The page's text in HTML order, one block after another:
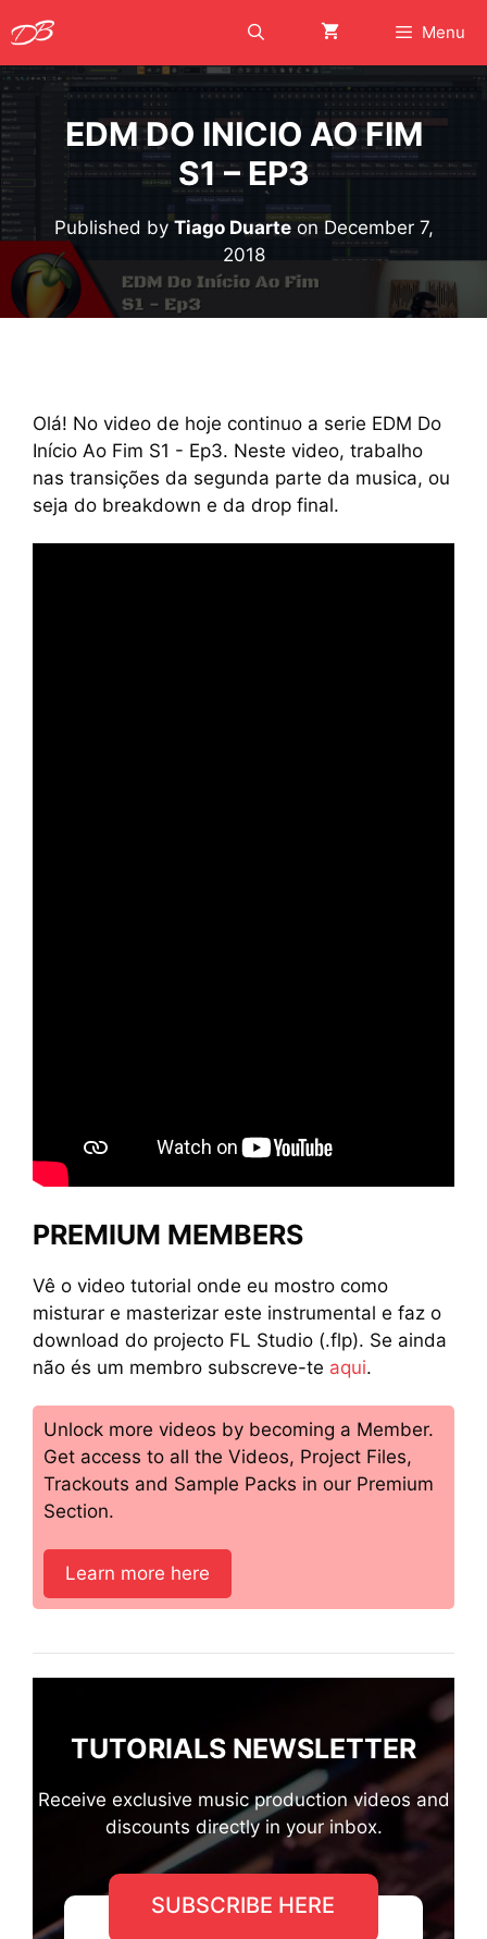
to
content
Menu
EDM DO INICIO AO FIM
S1 – EP3
Published byTiago DuarteonDecember 7,
2018
Olá! No video de hoje continuo a serie EDM Do
Início Ao Fim S1 - Ep3. Neste video, trabalho
nas transições da segunda parte da musica, ou
seja do breakdown e da drop final.
PREMIUM MEMBERS
Vê o video tutorial onde eu mostro como
misturar e masterizar este instrumental e faz o
download do projecto FL Studio (.flp). Se ainda
não és um membro subscreve-te aqui.
Unlock more videos by becoming a Member.
Get access to all the Videos, Project Files,
Trackouts and Sample Packs in our Premium
Section.
Learn more here
TUTORIALS NEWSLETTER
Receive exclusive music production videos and
discounts directly in your inbox.
SUBSCRIBE HERE